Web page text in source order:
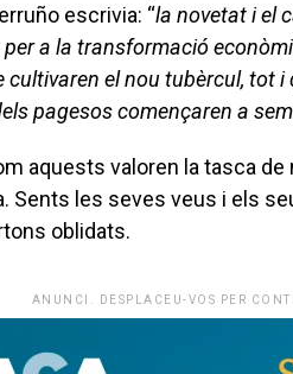
escrivia: “la novetat i el
a la transformació
cultivaren el nou tubèrcul, tot
pagesos començaren a
aquests valoren la tasca
Sents les seves veus i els
oblidats.
ANUNCI. DESPLACEU-VOS PER